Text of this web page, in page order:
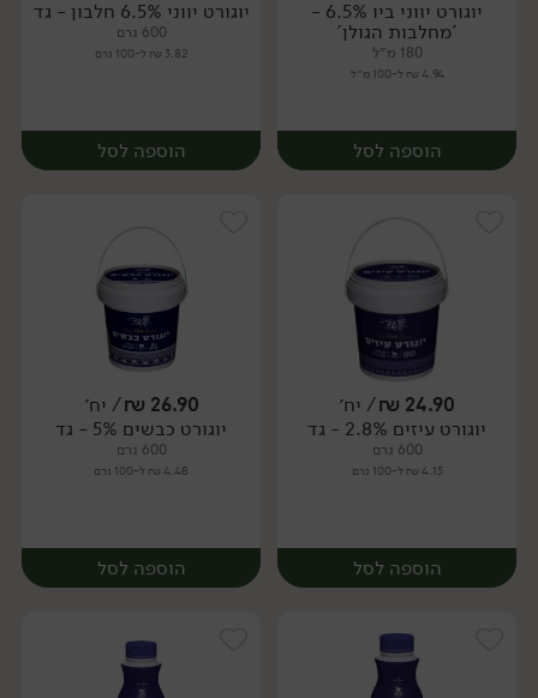
יח׳ יח׳
יוגורט יווני ביו 6.5% -
'מחלבות הגולן'
180 מ״ל
4.94 ₪ ל-100 מ״ל
הוספה לסל
יח׳
יוגורט יווני 6.5% חלבון - גד
600 גרם
3.82 ₪ ל-100 גרם
הוספה לסל
יח׳
24.90
₪/ יח׳
יוגורט עיזים 2.8% - גד
600 גרם
4.15 ₪ ל-100 גרם
הוספה לסל
26.90
₪/ יח׳
יוגורט כבשים 5% - גד
600 גרם
4.48 ₪ ל-100 גרם
הוספה לסל